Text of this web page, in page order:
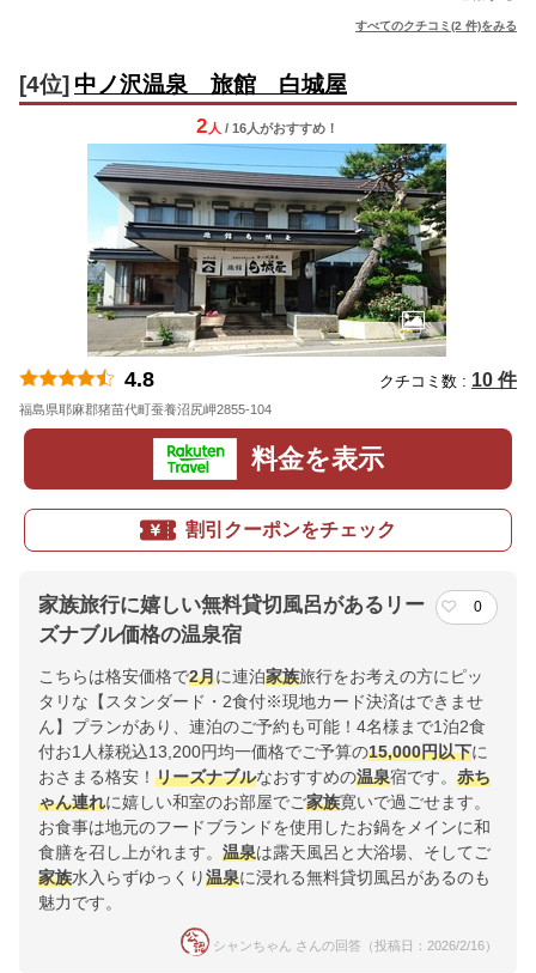
すべてのクチコミ(2 件)をみる
[4位] 中ノ沢温泉 旅館 白城屋
2 人 / 16人がおすすめ！
4.8 クチコミ数 : 10 件
福島県耶麻郡猪苗代町蚕養沼尻岬2855-104
料金を表示
割引クーポンをチェック
家族旅行に嬉しい無料貸切風呂があるリー
ズナブル価格の温泉宿
0
こちらは格安価格で2月に連泊家族旅行をお考えの方にピッ
タリな【スタンダード・2食付※現地カード決済はできませ
ん】プランがあり、連泊のご予約も可能！4名様まで1泊2食
付お1人様税込13,200円均一価格でご予算の15,000円以下に
おさまる格安！ リーズナブルなおすすめの温泉宿です。 赤ち
ゃん連れに嬉しい和室のお部屋でご家族寛いで過ごせます。
お食事は地元のフードブランドを使用したお鍋をメインに和
食膳を召し上がれます。 温泉は露天風呂と大浴場、そしてご
家族水入らずゆっくり温泉に浸れる無料貸切風呂があるのも
魅力です。
シャンちゃん さんの回答（投稿日：2026/2/16）